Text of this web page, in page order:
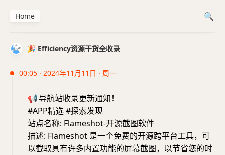
🎉 Efficiency资源干货全收录
00:05 · 2024年11月11日 · 周一
📢导航站收录更新通知！
#APP精选 #探索发现
站点名称: Flameshot-开源截图软件
描述: Flameshot 是一个免费的开源跨平台工具，可
以截取具有许多内置功能的屏幕截图，以节省您的时
Home